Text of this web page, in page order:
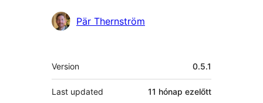
Közreműködők
Pär Thernström
Meta
Version 0.5.1
Last updated 11 hónap ezelőtt